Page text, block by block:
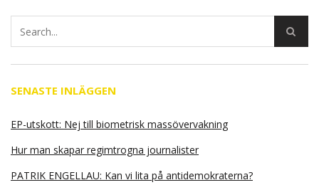
SENASTE INLÄGGEN
EP-utskott: Nej till biometrisk massövervakning
Hur man skapar regimtrogna journalister
PATRIK ENGELLAU: Kan vi lita på antidemokraterna?